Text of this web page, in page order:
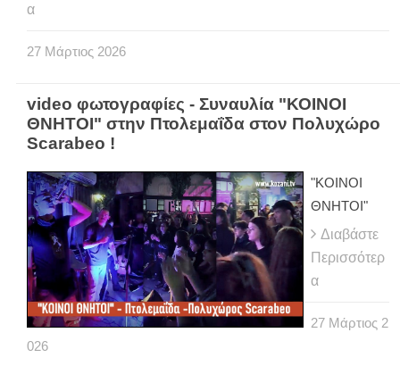
α
27 Μάρτιος 2026
video φωτογραφίες - Συναυλία "ΚΟΙΝΟΙ
ΘΝΗΤΟΙ" στην Πτολεμαΐδα στον Πολυχώρο
Scarabeo !
"ΚΟΙΝΟΙ
ΘΝΗΤΟΙ"
Διαβάστε
Περισσότερ
α
27 Μάρτιος 2
026